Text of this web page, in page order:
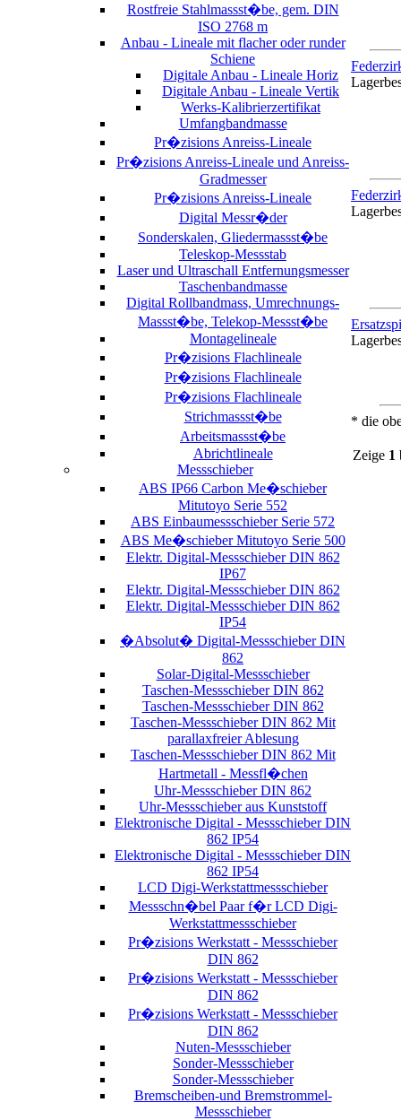
Rostfreie Stahlmassst�be, gem. DIN
ISO 2768 m
Anbau - Lineale mit flacher oder runder
Schiene
Digitale Anbau - Lineale Horiz
Digitale Anbau - Lineale Vertik
Werks-Kalibrierzertifikat
Umfangbandmasse
Pr�zisions Anreiss-Lineale
Pr�zisions Anreiss-Lineale und Anreiss-
Gradmesser
Pr�zisions Anreiss-Lineale
Digital Messr�der
Sonderskalen, Gliedermassst�be
Teleskop-Messstab
Laser und Ultraschall Entfernungsmesser
Taschenbandmasse
Digital Rollbandmass, Umrechnungs-
Massst�be, Telekop-Messst�be
Montagelineale
Pr�zisions Flachlineale
Pr�zisions Flachlineale
Pr�zisions Flachlineale
Strichmassst�be
Arbeitsmassst�be
Abrichtlineale
Messschieber
ABS IP66 Carbon Me�schieber
Mitutoyo Serie 552
ABS Einbaumessschieber Serie 572
ABS Me�schieber Mitutoyo Serie 500
Elektr. Digital-Messschieber DIN 862
IP67
Elektr. Digital-Messschieber DIN 862
Elektr. Digital-Messschieber DIN 862
IP54
�Absolut� Digital-Messschieber DIN
862
Solar-Digital-Messschieber
Taschen-Messschieber DIN 862
Taschen-Messschieber DIN 862
Taschen-Messschieber DIN 862 Mit
parallaxfreier Ablesung
Taschen-Messschieber DIN 862 Mit
Hartmetall - Messfl�chen
Uhr-Messschieber DIN 862
Uhr-Messschieber aus Kunststoff
Elektronische Digital - Messschieber DIN
862 IP54
Elektronische Digital - Messschieber DIN
862 IP54
LCD Digi-Werkstattmessschieber
Messschn�bel Paar f�r LCD Digi-
Werkstattmessschieber
Pr�zisions Werkstatt - Messschieber
DIN 862
Pr�zisions Werkstatt - Messschieber
DIN 862
Pr�zisions Werkstatt - Messschieber
DIN 862
Nuten-Messschieber
Sonder-Messschieber
Sonder-Messschieber
Bremscheiben-und Bremstrommel-
Messschieber
* die
Zeige 1